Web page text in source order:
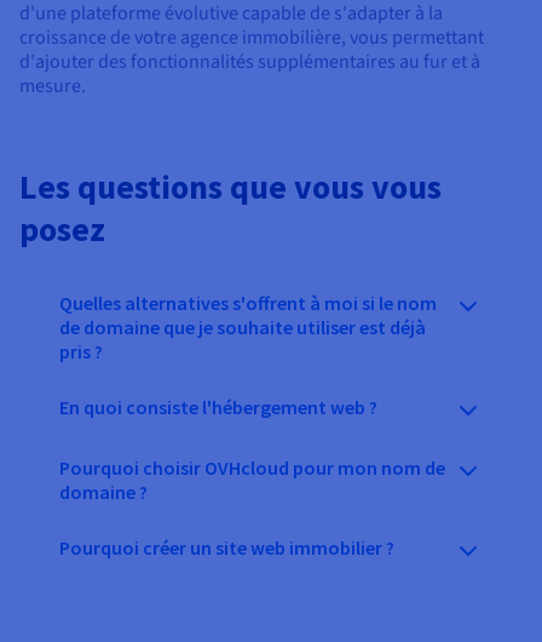
d'une plateforme évolutive capable de s'adapter à la
croissance de votre agence immobilière, vous permettant
d'ajouter des fonctionnalités supplémentaires au fur et à
mesure.
Les questions que vous vous
posez
Quelles alternatives s'offrent à moi si le nom
de domaine que je souhaite utiliser est déjà
pris ?
En quoi consiste l'hébergement web ?
Pourquoi choisir OVHcloud pour mon nom de
domaine ?
Pourquoi créer un site web immobilier ?